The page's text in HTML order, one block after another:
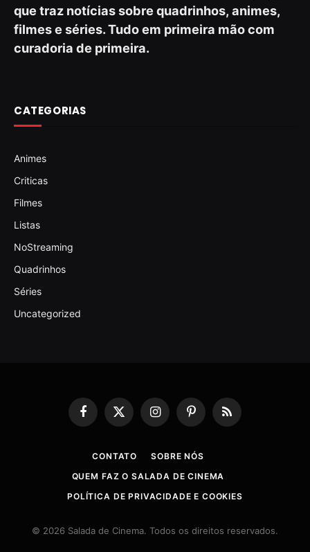
que traz notícias sobre quadrinhos, animes,
filmes e séries. Tudo em primeira mão com
curadoria de primeira.
CATEGORIAS
Animes
Criticas
Filmes
Listas
NoStreaming
Quadrinhos
Séries
Uncategorized
Facebook
X
InstagramPinterestRSS
CONTATO
SOBRE NÓS
QUEM FAZ O SALADA DE CINEMA
POLÍTICA DE PRIVACIDADE E COOKIES
© 2026 Salada de Cinema. Todos os direitos reservados.